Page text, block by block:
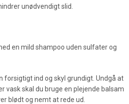
unødvendigt slid.
en mild shampoo uden sulfater og
forsigtigt ind og skyl grundigt. Undgå at
vask skal du bruge en plejende balsam
blødt og nemt at rede ud.